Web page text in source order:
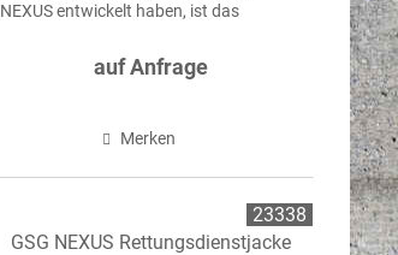
NEXUS entwickelt haben, ist das
Nähe zur Praxis und dem Anspruch, den
Standard nicht nur zu erfüllen,...
auf Anfrage
Merken
GSG NEXUS Rettungsdienstjacke
23338